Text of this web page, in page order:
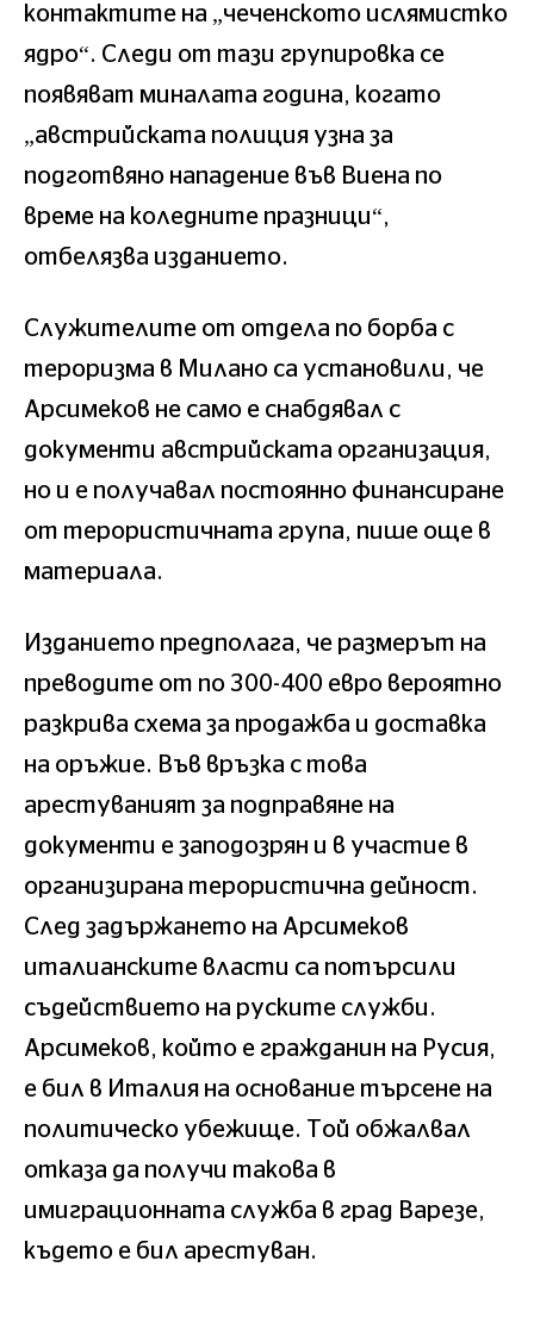
контактите на „чеченското ислямистко
ядро“. Следи от тази групировка се
появяват миналата година, когато
„австрийската полиция узна за
подготвяно нападение във Виена по
време на коледните празници“,
отбелязва изданието.
Служителите от отдела по борба с
тероризма в Милано са установили, че
Арсимеков не само е снабдявал с
документи австрийската организация,
но и е получавал постоянно финансиране
от терористичната група, пише още в
материала.
Изданието предполага, че размерът на
преводите от по 300-400 евро вероятно
разкрива схема за продажба и доставка
на оръжие. Във връзка с това
арестуваният за подправяне на
документи е заподозрян и в участие в
организирана терористична дейност.
След задържането на Арсимеков
италианските власти са потърсили
съдействието на руските служби.
Арсимеков, който е гражданин на Русия,
е бил в Италия на основание търсене на
политическо убежище. Той обжалвал
отказа да получи такова в
имиграционната служба в град Варезе,
където е бил арестуван.